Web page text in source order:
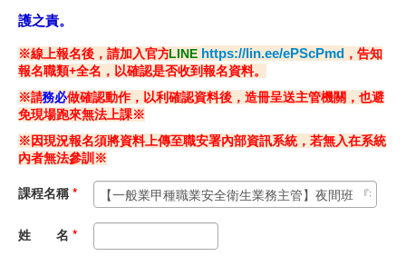
課程公告
即測即評
職安測驗
交通位置
線上報名
反應信箱
護之責。
※線上報名後，請加入官方LINE https://lin.ee/ePScPmd ，告知
報名職類+全名，以確認是否收到報名資料。
※請務必做確認動作，以利確認資料後，造冊呈送主管機關，也避
免現場跑來無法上課※
※因現況報名須將資料上傳至職安署內部資訊系統，若無入在系統
內者無法參訓※
課程名稱 *
姓 名 *